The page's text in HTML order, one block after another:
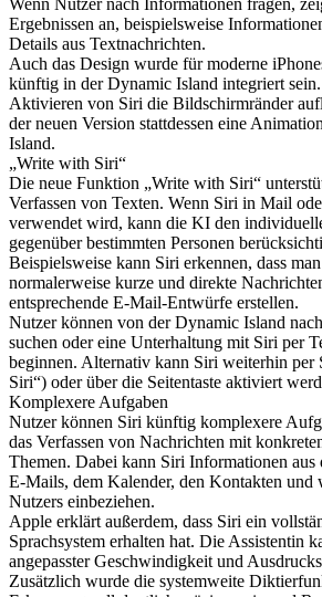
Ergebnissen an, beispielsweise
Details aus Textnachrichten.
Auch das Design wurde für moderne
künftig in der Dynamic Island integriert
Aktivieren von Siri die Bildschirmränder
der neuen Version stattdessen eine
Island.
„Write with Siri“
Die neue Funktion „Write with Siri“
Verfassen von Texten. Wenn Siri in Mail
verwendet wird, kann die KI den
gegenüber bestimmten Personen
Beispielsweise kann Siri erkennen, dass
normalerweise kurze und direkte
entsprechende E-Mail-Entwürfe erstellen.
Nutzer können von der Dynamic Island
suchen oder eine Unterhaltung mit Siri per
beginnen. Alternativ kann Siri weiterhin per
Siri“) oder über die Seitentaste aktiviert
Komplexere Aufgaben
Nutzer können Siri künftig komplexere
das Verfassen von Nachrichten mit
Themen. Dabei kann Siri Informationen aus
E-Mails, dem Kalender, den Kontakten und
Nutzers einbeziehen.
Apple erklärt außerdem, dass Siri ein
Sprachsystem erhalten hat. Die Assistentin
angepasster Geschwindigkeit und
Zusätzlich wurde die systemweite